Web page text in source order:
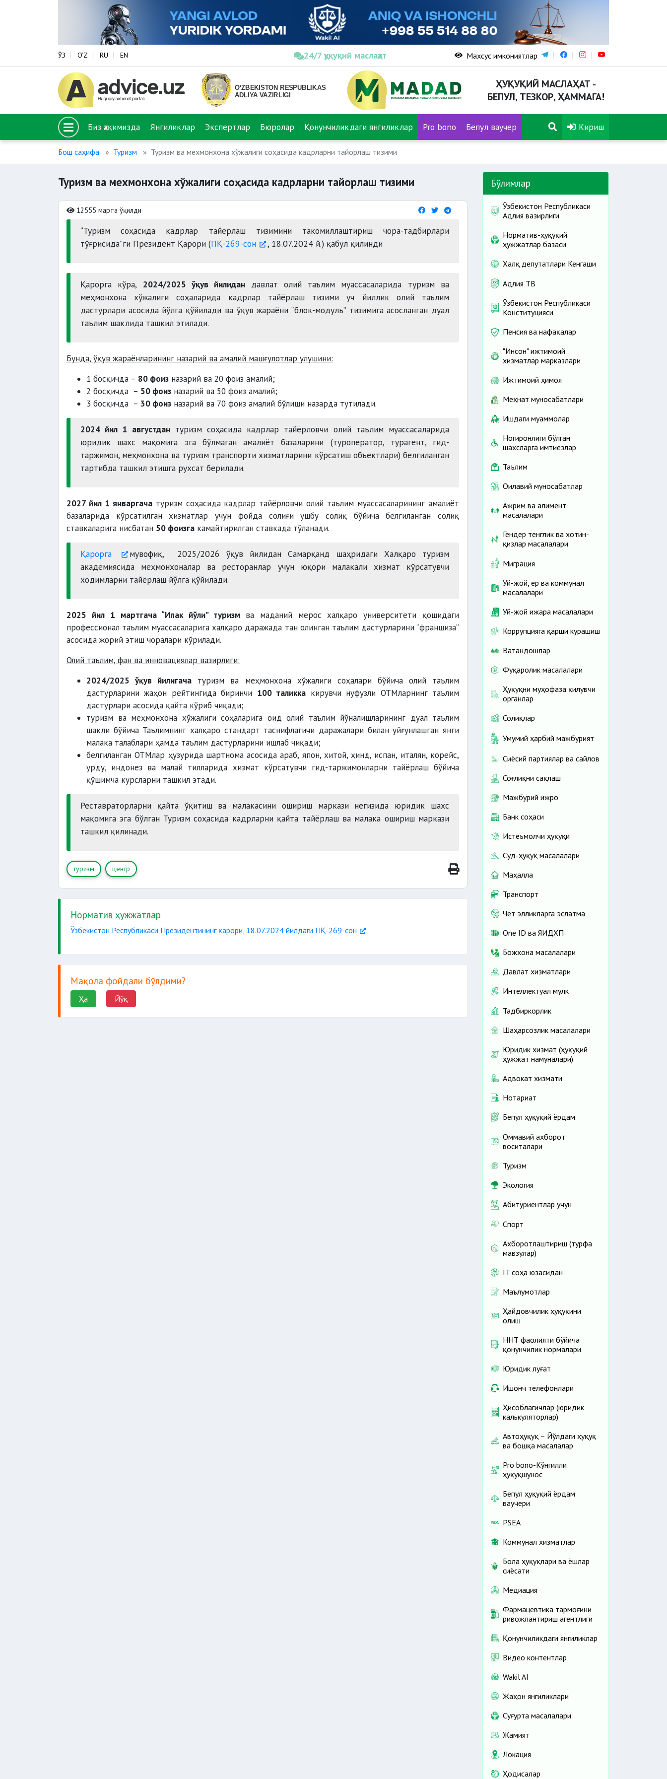
ЎЗ O‘Z RU EN 24/7 ҳуқуқий маслаҳат Махсус имкониятлар
ҲУҚУҚИЙ МАСЛАҲАТ -
БЕПУЛ, ТЕЗКОР, ҲАММАГА!
Биз ҳақимизда Янгиликлар Экспертлар Бюролар Қонунчиликдаги янгиликлар Pro bono Бепул ваучер Кириш
Бош саҳифа Туризм Туризм ва мехмонхона хўжалиги соҳасида кадрларни тайорлаш тизими
Туризм ва мехмонхона хўжалиги соҳасида кадрларни тайорлаш тизими
12555 марта ўқилди
“Туризм соҳасида кадрлар тайёрлаш тизимини такомиллаштириш чора-тадбирлари
тўғрисида”ги Президент Қарори (ПҚ-269-сон , 18.07.2024 й.) қабул қилинди
Қарорга кўра, 2024/2025 ўқув йилидан давлат олий таълим муассасаларида туризм ва
меҳмонхона хўжалиги соҳаларида кадрлар тайёрлаш тизими уч йиллик олий таълим
дастурлари асосида йўлга қўйилади ва ўқув жараёни “блок-модуль” тизимига асосланган дуал
таълим шаклида ташкил этилади.
Бунда, ўқув жараёнларининг назарий ва амалий машғулотлар улушини:
1 босқичда – 80 фоиз назарий ва 20 фоиз амалий;
2 босқичда – 50 фоиз назарий ва 50 фоиз амалий;
3 босқичда – 30 фоиз назарий ва 70 фоиз амалий бўлиши назарда тутилади.
2024 йил 1 августдантуризм соҳасида кадрлар тайёрловчи олий таълим муассасаларида
юридик шахс мақомига эга бўлмаган амалиёт базаларини (туроператор, турагент, гид-
таржимон, меҳмонхона ва туризм транспорти хизматларини кўрсатиш объектлари) белгиланган
тартибда ташкил этишга рухсат берилади.
2027 йил 1 январгачатуризм соҳасида кадрлар тайёрловчи олий таълим муассасаларининг амалиёт
базаларида кўрсатилган хизматлар учун фойда солиғи ушбу солиқ бўйича белгиланган солиқ
ставкаларига нисбатан 50 фоизга камайтирилган ставкада тўланади.
Қарорга
мувофиқ, 2025/2026 ўқув йилидан Самарқанд шаҳридаги Халқаро туризм
академиясида меҳмонхоналар ва ресторанлар учун юқори малакали хизмат кўрсатувчи
ходимларни тайёрлаш йўлга қўйилади.
2025 йил 1 мартгача “Ипак йўли” туризм ва маданий мерос халқаро университети қошидаги
профессионал таълим муассасаларига халқаро даражада тан олинган таълим дастурларини “франшиза”
асосида жорий этиш чоралари кўрилади.
Олий таълим, фан ва инновациялар вазирлиги:
2024/2025 ўқув йилигача туризм ва меҳмонхона хўжалиги соҳалари бўйича олий таълим
дастурларини жаҳон рейтингида биринчи 100 таликка кирувчи нуфузли ОТМларнинг таълим
дастурлари асосида қайта кўриб чиқади;
туризм ва меҳмонхона хўжалиги соҳаларига оид олий таълим йўналишларининг дуал таълим
шакли бўйича Таълимнинг халқаро стандарт таснифлагичи даражалари билан уйғунлашган янги
малака талаблари ҳамда таълим дастурларини ишлаб чиқади;
белгиланган ОТМлар ҳузурида шартнома асосида араб, япон, хитой, ҳинд, испан, италян, корейс,
урду, индонез ва малай тилларида хизмат кўрсатувчи гид-таржимонларни тайёрлаш бўйича
қўшимча курсларни ташкил этади.
Реставраторларни қайта ўқитиш ва малакасини ошириш маркази негизида юридик шахс
мақомига эга бўлган Туризм соҳасида кадрларни қайта тайёрлаш ва малака ошириш маркази
ташкил қилинади.
туризм центр
Норматив ҳужжатлар
Ўзбекистон Республикаси Президентининг қарори, 18.07.2024 йилдаги ПҚ-269-сон
Мақола фойдали бўлдими?
Ҳа Йўқ
Бўлимлар
Ўзбекистон Республикаси
Адлия вазирлиги
Норматив-ҳуқуқий
ҳужжатлар базаси
Халқ депутатлари Кенгаши
Адлия ТВ
Ўзбекистон Республикаси
Конституцияси
Пенсия ва нафақалар
"Инсон" ижтимоий
хизматлар марказлари
Ижтимоий ҳимоя
Меҳнат муносабатлари
Ишдаги муаммолар
Ногиронлиги бўлган
шахсларга имтиёзлар
Таълим
Оилавий муносабатлар
Ажрим ва алимент
масалалари
Гендер тенглик ва хотин-
қизлар масалалари
Миграция
Уй-жой, ер ва коммунал
масалалари
Уй-жой ижара масалалари
Коррупцияга қарши курашиш
Ватандошлар
Фуқаролик масалалари
Ҳуқуқни муҳофаза қилувчи
органлар
Солиқлар
Умумий ҳарбий мажбурият
Сиёсий партиялар ва сайлов
Соғлиқни сақлаш
Мажбурий ижро
Банк соҳаси
Истеъмолчи ҳуқуқи
Суд-ҳуқуқ масалалари
Маҳалла
Транспорт
Чет элликларга эслатма
One ID ва ЯИДХП
Божхона масалалари
Давлат хизматлари
Интеллектуал мулк
Тадбиркорлик
Шаҳарсозлик масалалари
Юридик хизмат (ҳуқуқий
ҳужжат намуналари)
Адвокат хизмати
Нотариат
Бепул ҳуқуқий ёрдам
Оммавий ахборот
воситалари
Туризм
Экология
Абитуриентлар учун
Спорт
Ахборотлаштириш (турфа
мавзулар)
IT соҳа юзасидан
Маълумотлар
Ҳайдовчилик ҳуқуқини
олиш
ННТ фаолияти бўйича
қонунчилик нормалари
Юридик луғат
Ишонч телефонлари
Ҳисоблагичлар (юридик
калькуляторлар)
Автоҳуқуқ – Йўлдаги ҳуқуқ
ва бошқа масалалар
Pro bono-Кўнгилли
ҳуқуқшунос
Бепул ҳуқуқий ёрдам
ваучери
PSEA
Коммунал хизматлар
Бола ҳуқуқлари ва ёшлар
сиёсати
Медиация
Фармацевтика тармоғини
ривожлантириш агентлиги
Қонунчиликдаги янгиликлар
Видео контентлар
Wakil AI
Жаҳон янгиликлари
Cуғурта масалалари
Жамият
Локация
Ҳодисалар